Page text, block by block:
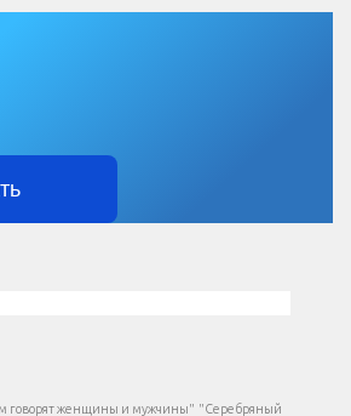
говорят женщины и мужчины" "Серебряный